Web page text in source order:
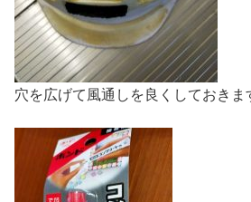
穴を広げて風通しを良くしておきま